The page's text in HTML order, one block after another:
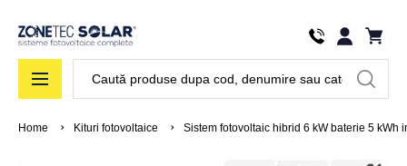
Home Kituri fotovoltaice Sistem fotovoltaic hibrid 6 kW baterie 5 kWh